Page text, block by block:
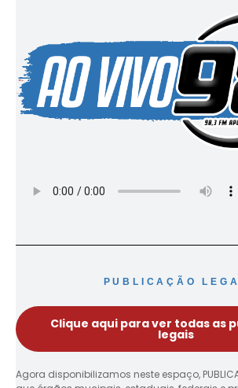
PUBLICAÇÃO
Clique aqui para ver todas as
legais
Agora disponibilizamos neste espaço,